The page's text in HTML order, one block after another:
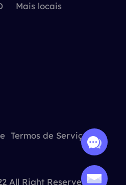
Mais locais
Termos de Serviço
All Right Reserved.